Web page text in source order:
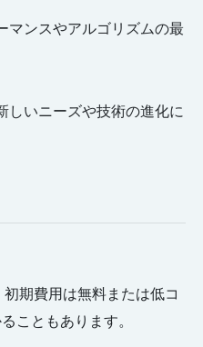
マンスやアルゴリズムの最
しいニーズや技術の進化に
期費用は無料または低コ
こともあります。